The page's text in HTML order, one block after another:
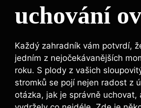
uchování
Každý zahradník vám potvrdí,
jedním z nejočekávanějších
roku. S plody z vašich
stromků se pojí nejen radost z
otázka, jak je správně uchovat,